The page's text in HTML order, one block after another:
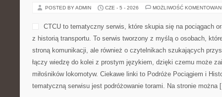
POSTED BY ADMIN CZE - 5 - 2026 MOŻLIWOŚĆ
CTCU to tematyczny serwis, które skupia się na pociągach
z historią transportu. To serwis tworzony z myślą o osobach,
stroną komunikacji, ale również o czytelnikach szukających
łączy wiedzę do kolei z prostym językiem, dzięki czemu może
miłośników lokomotyw. Ciekawe linki to Podróże Pociągiem i
tematyczną serwisu jest podróżowanie torami. Na stronie można